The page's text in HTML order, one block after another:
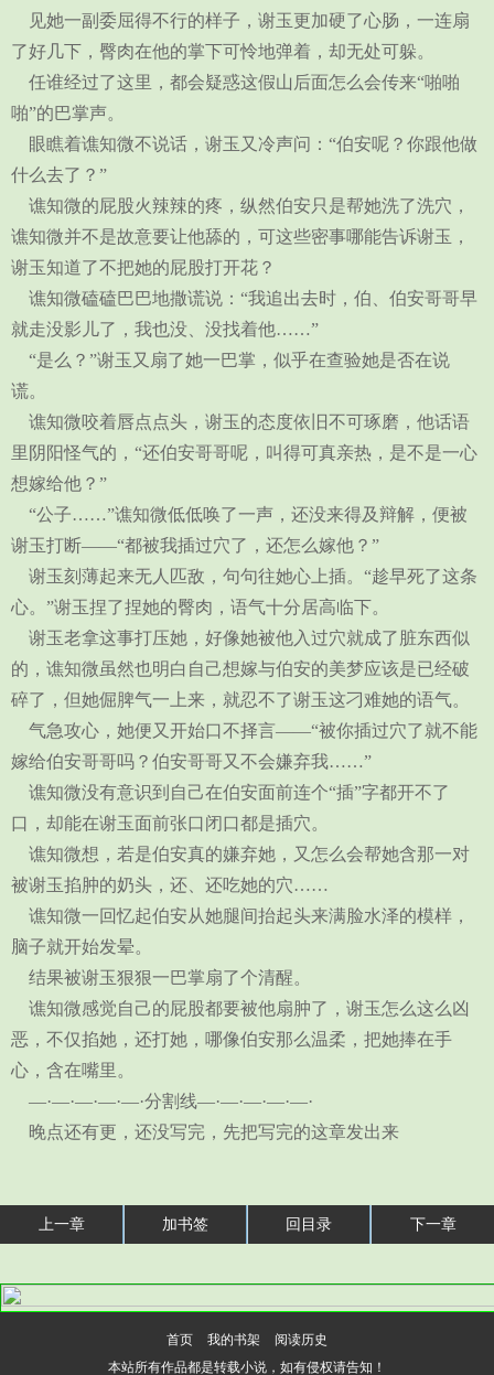
见她一副委屈得不行的样子，谢玉更加硬了心肠，一连扇
了好几下，臀肉在他的掌下可怜地弹着，却无处可躲。
任谁经过了这里，都会疑惑这假山后面怎么会传来“啪啪
啪”的巴掌声。
眼瞧着谯知微不说话，谢玉又冷声问：“伯安呢？你跟他做
什么去了？”
谯知微的屁股火辣辣的疼，纵然伯安只是帮她洗了洗穴，
谯知微并不是故意要让他舔的，可这些密事哪能告诉谢玉，
谢玉知道了不把她的屁股打开花？
谯知微磕磕巴巴地撒谎说：“我追出去时，伯、伯安哥哥早
就走没影儿了，我也没、没找着他……”
“是么？”谢玉又扇了她一巴掌，似乎在查验她是否在说
谎。
谯知微咬着唇点点头，谢玉的态度依旧不可琢磨，他话语
里阴阳怪气的，“还伯安哥哥呢，叫得可真亲热，是不是一心
想嫁给他？”
“公子……”谯知微低低唤了一声，还没来得及辩解，便被
谢玉打断——“都被我插过穴了，还怎么嫁他？”
谢玉刻薄起来无人匹敌，句句往她心上插。“趁早死了这条
心。”谢玉捏了捏她的臀肉，语气十分居高临下。
谢玉老拿这事打压她，好像她被他入过穴就成了脏东西似
的，谯知微虽然也明白自己想嫁与伯安的美梦应该是已经破
碎了，但她倔脾气一上来，就忍不了谢玉这刁难她的语气。
气急攻心，她便又开始口不择言——“被你插过穴了就不能
嫁给伯安哥哥吗？伯安哥哥又不会嫌弃我……”
谯知微没有意识到自己在伯安面前连个“插”字都开不了
口，却能在谢玉面前张口闭口都是插穴。
谯知微想，若是伯安真的嫌弃她，又怎么会帮她含那一对
被谢玉掐肿的奶头，还、还吃她的穴……
谯知微一回忆起伯安从她腿间抬起头来满脸水泽的模样，
脑子就开始发晕。
结果被谢玉狠狠一巴掌扇了个清醒。
谯知微感觉自己的屁股都要被他扇肿了，谢玉怎么这么凶
恶，不仅掐她，还打她，哪像伯安那么温柔，把她捧在手
心，含在嘴里。
—·—·—·—·—·分割线—·—·—·—·—·
晚点还有更，还没写完，先把写完的这章发出来
上一章 加书签 回目录 下一章
首页 我的书架
阅读历史
本站所有作品都是转载小说，如有侵权请告知！